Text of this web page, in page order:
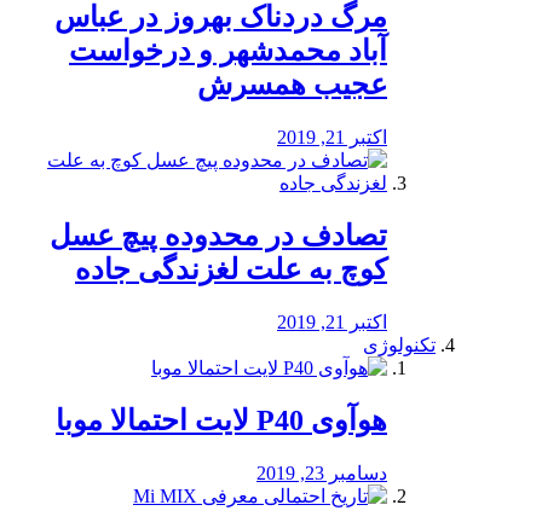
مرگ دردناک بهروز در عباس
آباد محمدشهر و درخواست
عجیب همسرش
اکتبر 21, 2019
تصادف در محدوده پیچ عسل
کوچ به علت لغزندگی جاده
اکتبر 21, 2019
تکنولوژی
هوآوی P40 لایت احتمالا موبا
دسامبر 23, 2019